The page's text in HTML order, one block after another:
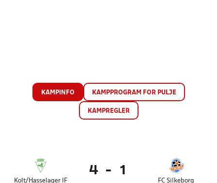
KAMPINFO KAMPPROGRAM FOR PULJE
KAMPREGLER
Kolt/Hasselager IF
4 - 1
FC Silkeborg